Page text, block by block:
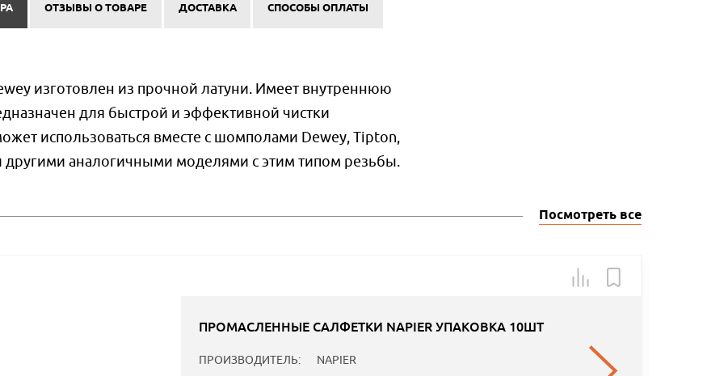
ОТЗЫВЫ О ТОВАРЕ ДОСТАВКА СПОСОБЫ ОПЛАТЫ
изготовлен из прочной латуни. Имеет внутреннюю
для быстрой и эффективной чистки
использоваться вместе с шомполами Dewey, Tipton,
аналогичными моделями с этим типом резьбы.
Посмотреть все
ПРОМАСЛЕННЫЕ САЛФЕТКИ NAPIER УПАКОВКА 10ШТ
ПРОИЗВОДИТЕЛЬ: NAPIER